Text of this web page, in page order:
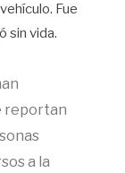
Fue
sin vida.
reportan
a la